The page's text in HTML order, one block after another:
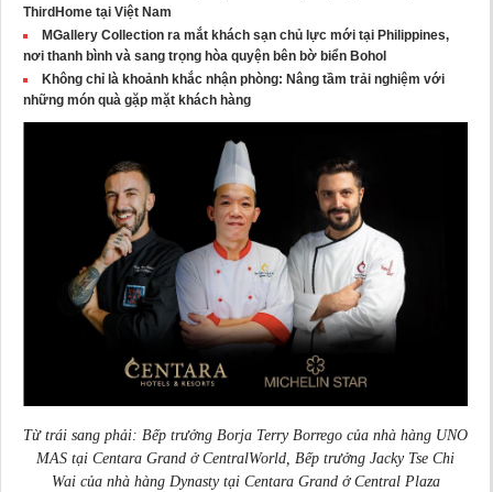
ThirdHome tại Việt Nam
MGallery Collection ra mắt khách sạn chủ lực mới tại Philippines,
nơi thanh bình và sang trọng hòa quyện bên bờ biển Bohol
Không chỉ là khoảnh khắc nhận phòng: Nâng tầm trải nghiệm với
những món quà gặp mặt khách hàng
Từ trái sang phải: Bếp trưởng Borja Terry Borrego của nhà hàng UNO
MAS tại Centara Grand ở CentralWorld, Bếp trưởng Jacky Tse Chi
Wai của nhà hàng Dynasty tại Centara Grand ở Central Plaza